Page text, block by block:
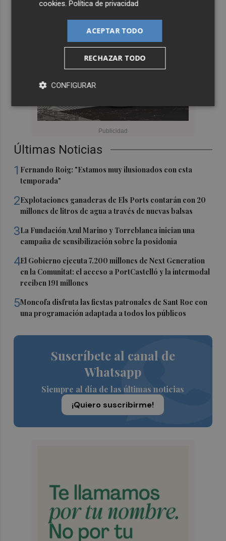
Últimas Noticias
1 Fernando Roig: "Estamos muy ilusionados con esta
temporada"
2Explotaciones ganaderas de Els Ports contarán con 20
millones de litros de agua a través de nuevas balsas
3La Fundación Azul Marino y Torreblanca inician una
campaña de sensibilización sobre la posidonia
4El Gobierno ejecuta 7.200 millones de Next Generation
en la Comunitat: el acceso a PortCastelló y la intermodal
reciben 191 millones
5Moncofa disfruta las fiestas patronales de Sant Roc con
una programación adaptada a todos los públicos
Suscríbete al canal de
Whatsapp
Siempre al día de las últimas noticias
¡Quiero suscribirme!
cookies.Política de privacidad
ACEPTAR TODO
RECHAZAR TODO
CONFIGURAR